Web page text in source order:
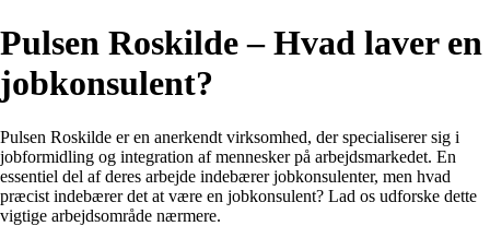
Pulsen Roskilde – Hvad laver en
jobkonsulent?
Pulsen Roskilde er en anerkendt virksomhed, der specialiserer sig i
jobformidling og integration af mennesker på arbejdsmarkedet. En
essentiel del af deres arbejde indebærer jobkonsulenter, men hvad
præcist indebærer det at være en jobkonsulent? Lad os udforske dette
vigtige arbejdsområde nærmere.